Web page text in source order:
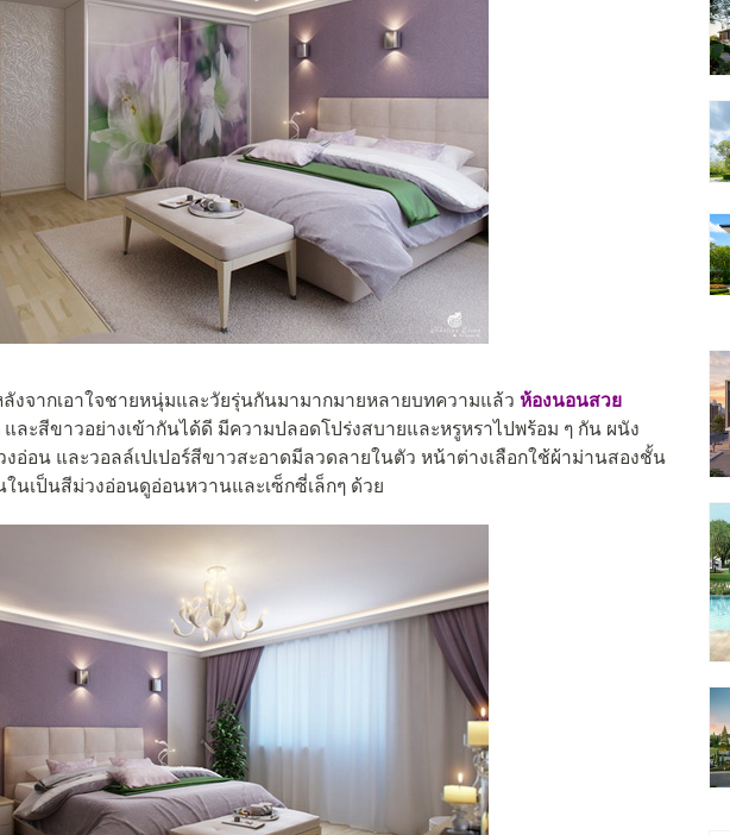
งจากเอาใจชายหนุ่มและวัยรุ่นกันมามากมายหลายบทความแล้ว ห้องนอนสวย
และสีขาวอย่างเข้ากันได้ดี มีความปลอดโปร่งสบายและหรูหราไปพร้อม ๆ กัน ผนัง
อ่อน และวอลล์เปเปอร์สีขาวสะอาดมีลวดลายในตัว หน้าต่างเลือกใช้ผ้าม่านสองชั้น
นเป็นสีม่วงอ่อนดูอ่อนหวานและเซ็กซี่เล็กๆ ด้วย